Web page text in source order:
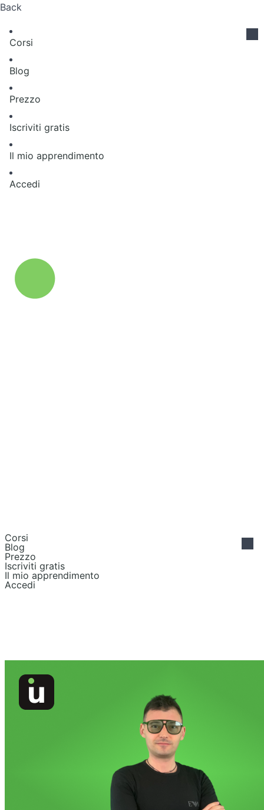
Back
Corsi
Blog
Prezzo
Iscriviti gratis
Il mio apprendimento
Accedi
Corsi
Blog
Prezzo
Iscriviti gratis
Il mio apprendimento
Accedi